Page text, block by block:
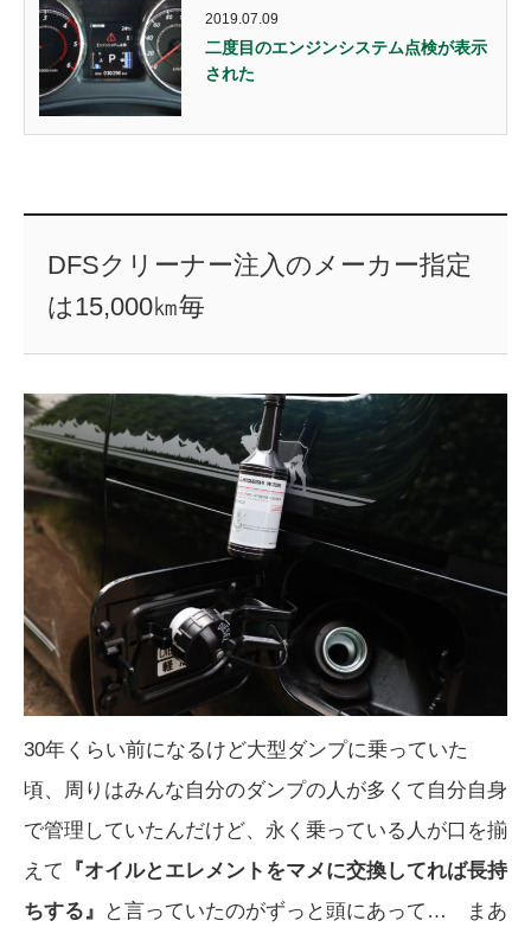
2019.07.09
二度目のエンジンシステム点検が表示
された
DFSクリーナー注入のメーカー指定
は15,000㎞毎
30年くらい前になるけど大型ダンプに乗っていた
頃、周りはみんな自分のダンプの人が多くて自分自身
で管理していたんだけど、永く乗っている人が口を揃
えて
『オイルとエレメントをマメに交換してれば長持
ちする』
と言っていたのがずっと頭にあって… まあ